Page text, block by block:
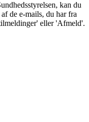
kan du
de e-mails, du har fra
eller 'Afmeld'.